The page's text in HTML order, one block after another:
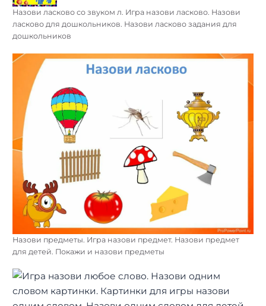
Назови ласково со звуком л. Игра назови ласково. Назови
ласково для дошкольников. Назови ласково задания для
дошкольников
Назови предметы. Игра назови предмет. Назови предмет
для детей. Покажи и назови предметы